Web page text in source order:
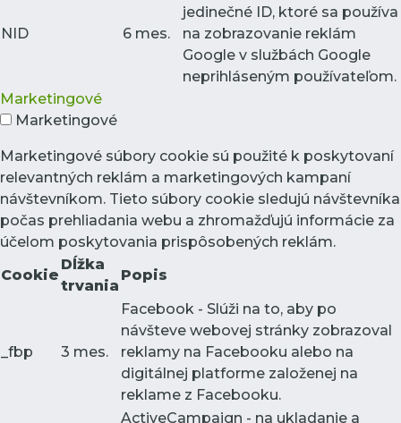
NID 6 mes.
jedinečné ID, ktoré sa používa
na zobrazovanie reklám
Google v službách Google
neprihláseným používateľom.
Marketingové
Marketingové
Marketingové súbory cookie sú použité k poskytovaní
relevantných reklám a marketingových kampaní
návštevníkom. Tieto súbory cookie sledujú návštevníka
počas prehliadania webu a zhromažďujú informácie za
účelom poskytovania prispôsobených reklám.
Cookie
Dĺžka
trvania
Popis
_fbp 3 mes.
Facebook - Slúži na to, aby po
návšteve webovej stránky zobrazoval
reklamy na Facebooku alebo na
digitálnej platforme založenej na
reklame z Facebooku.
ActiveCampaign - na ukladanie a